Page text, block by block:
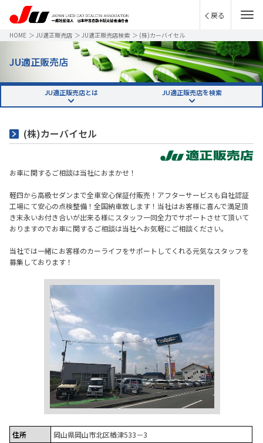
戻る
HOME ＞ JU適正販売店 ＞ JU適正販売店検索 ＞ (株)カーバイセル
JU適正販売店
JU適正販売店とは JU適正販売店を検索
(株)カーバイセル
お車に関するご相談は当社におまかせ！
軽四から高級セダンまで全車安心保証付販売！アフターサービスも自社認証
工場にて安心の点検整備！全国納車致します！当社はお客様に喜んで満足頂
き末永いお付き合いが出来る様にスタッフ一同全力でサポートさせて頂いて
おりますのでお車に関するご相談は当社へお気軽にご相談ください。
当社では一緒にお客様のカーライフをサポートしてくれる元気なスタッフを
募集しております！
住所
岡山県岡山市北区楢津533－3